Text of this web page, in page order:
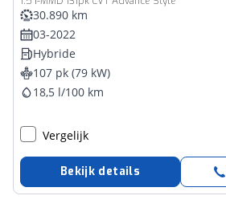
30.890 km
03-2022
Hybride
107 pk (79 kW)
18,5 l/100 km
Vergelijk
Bekijk details